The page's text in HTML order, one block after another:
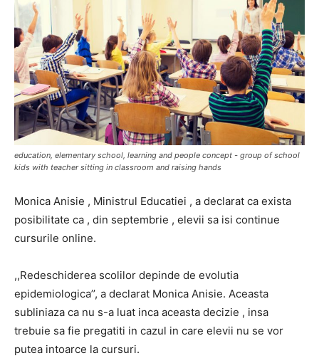
education, elementary school, learning and people concept - group of school
kids with teacher sitting in classroom and raising hands
Monica Anisie , Ministrul Educatiei , a declarat ca exista
posibilitate ca , din septembrie , elevii sa isi continue
cursurile online.
,,Redeschiderea scolilor depinde de evolutia
epidemiologica’’, a declarat Monica Anisie. Aceasta
subliniaza ca nu s-a luat inca aceasta decizie , insa
trebuie sa fie pregatiti in cazul in care elevii nu se vor
putea intoarce la cursuri.